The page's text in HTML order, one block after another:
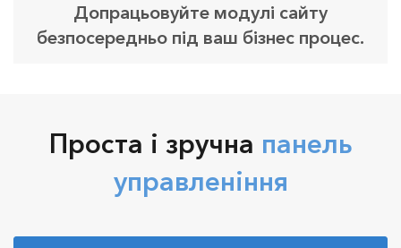
Допрацьовуйте модулі сайту
безпосередньо під ваш бізнес процес.
Проста і зручна панель
управленіння